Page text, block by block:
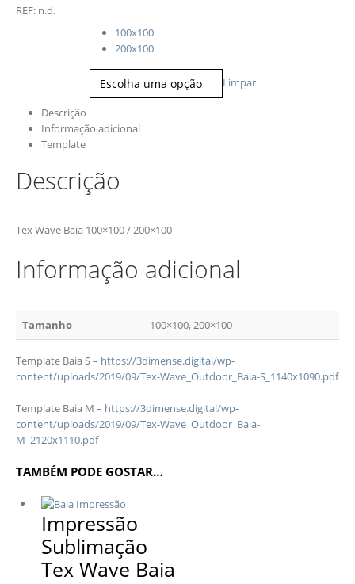
REF: n.d.
100x100
200x100
Limpar
Descrição
Informação adicional
Template
Descrição
Tex Wave Baia 100×100 / 200×100
Informação adicional
Tamanho 100×100, 200×100
Template Baia S – https://3dimense.digital/wp-
content/uploads/2019/09/Tex-Wave_Outdoor_Baia-S_1140x1090.pdf
Template Baia M – https://3dimense.digital/wp-
content/uploads/2019/09/Tex-Wave_Outdoor_Baia-
M_2120x1110.pdf
TAMBÉM PODE GOSTAR…
Impressão
Sublimação
Tex Wave Baia